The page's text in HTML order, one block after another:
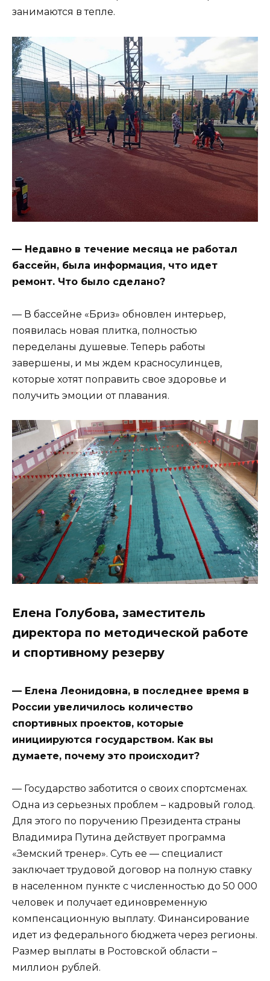
занимаются в тепле.
— Недавно в течение месяца не работал
бассейн, была информация, что идет
ремонт. Что было сделано?
— В бассейне «Бриз» обновлен интерьер,
появилась новая плитка, полностью
переделаны душевые. Теперь работы
завершены, и мы ждем красносулинцев,
которые хотят поправить свое здоровье и
получить эмоции от плавания.
Елена Голубова, заместитель
директора по методической работе
и спортивному резерву
— Елена Леонидовна, в последнее время в
России увеличилось количество
спортивных проектов, которые
инициируются государством. Как вы
думаете, почему это происходит?
— Государство заботится о своих спортсменах.
Одна из серьезных проблем – кадровый голод.
Для этого по поручению Президента страны
Владимира Путина действует программа
«Земский тренер». Суть ее — специалист
заключает трудовой договор на полную ставку
в населенном пункте с численностью до 50 000
человек и получает единовременную
компенсационную выплату. Финансирование
идет из федерального бюджета через регионы.
Размер выплаты в Ростовской области –
миллион рублей.